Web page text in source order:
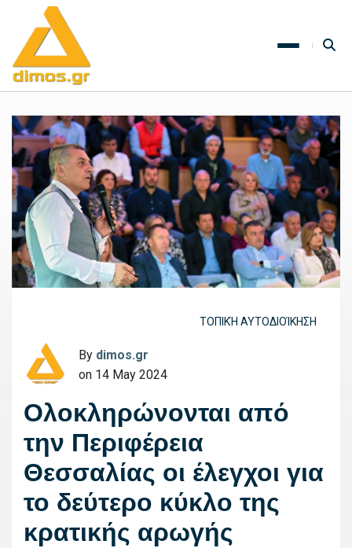
ΤΟΠΙΚΉ ΑΥΤΟΔΙΟΊΚΗΣΗ
By dimos.gr
on 14 May 2024
Ολοκληρώνονται από
την Περιφέρεια
Θεσσαλίας οι έλεγχοι για
το δεύτερο κύκλο της
κρατικής αρωγής